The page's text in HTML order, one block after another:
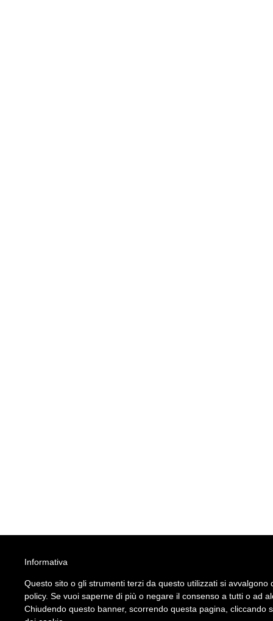
Informativa
Questo sito o gli strumenti terzi da questo utilizzati si
policy. Se vuoi saperne di più o negare il consenso a tutti o ad
Chiudendo questo banner, scorrendo questa pagina, cliccando